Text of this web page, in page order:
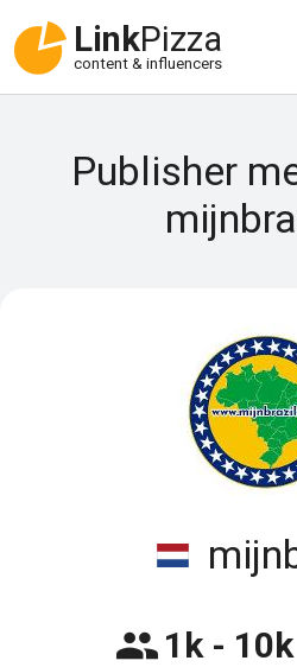
LinkPizza
content & influencers
Publisher
1k - 10k